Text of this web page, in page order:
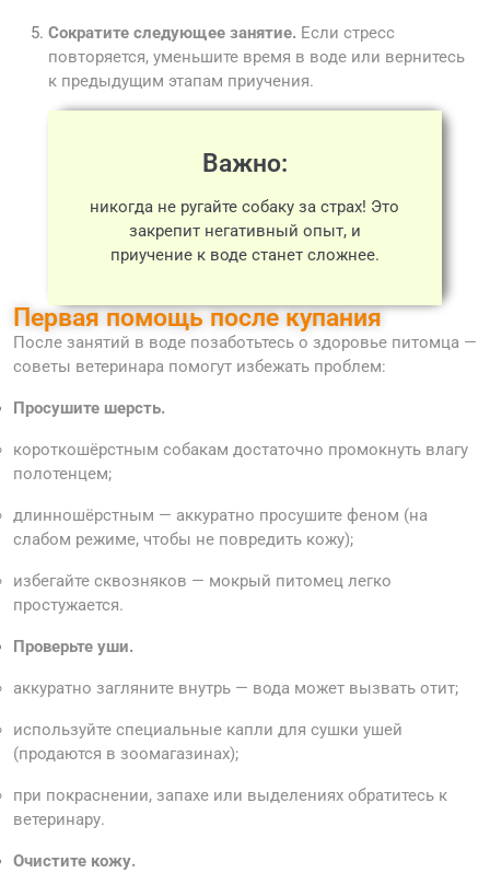
Сократите следующее занятие. Если стресс
повторяется, уменьшите время в воде или вернитесь
к предыдущим этапам приучения.
Важно:
никогда не ругайте собаку за страх! Это
закрепит негативный опыт, и
приучение к воде станет сложнее.
Первая помощь после купания
После занятий в воде позаботьтесь о здоровье питомца —
советы ветеринара помогут избежать проблем:
Просушите шерсть.
короткошёрстным собакам достаточно промокнуть влагу
полотенцем;
длинношёрстным — аккуратно просушите феном (на
слабом режиме, чтобы не повредить кожу);
избегайте сквозняков — мокрый питомец легко
простужается.
Проверьте уши.
аккуратно загляните внутрь — вода может вызвать отит;
используйте специальные капли для сушки ушей
(продаются в зоомагазинах);
при покраснении, запахе или выделениях обратитесь к
ветеринару.
Очистите кожу.